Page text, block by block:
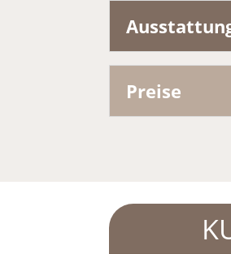
Preise